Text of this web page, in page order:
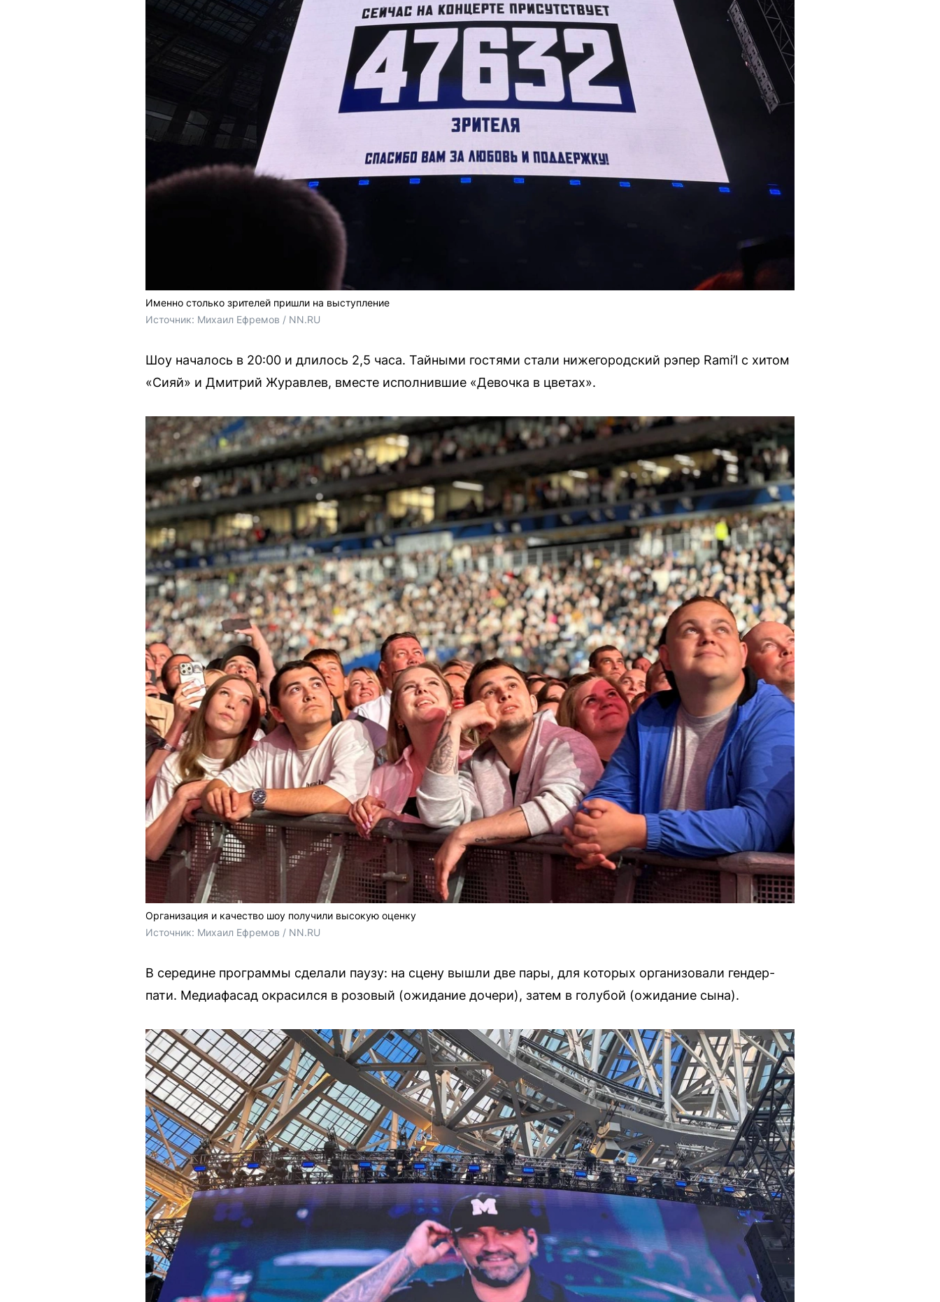
Именно столько зрителей пришли на выступление
Источник: Михаил Ефремов / NN.RU
Шоу началось в 20:00 и длилось 2,5 часа. Тайными гостями стали нижегородский рэпер Rami’l с хитом
«Сияй» и Дмитрий Журавлев, вместе исполнившие «Девочка в цветах».
Организация и качество шоу получили высокую оценку
Источник: Михаил Ефремов / NN.RU
В середине программы сделали паузу: на сцену вышли две пары, для которых организовали гендер-
пати. Медиафасад окрасился в розовый (ожидание дочери), затем в голубой (ожидание сына).